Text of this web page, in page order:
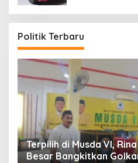
Politik Terbaru
VI, Rina Tarol Bawa Misi
Golkar Bangka Selatan